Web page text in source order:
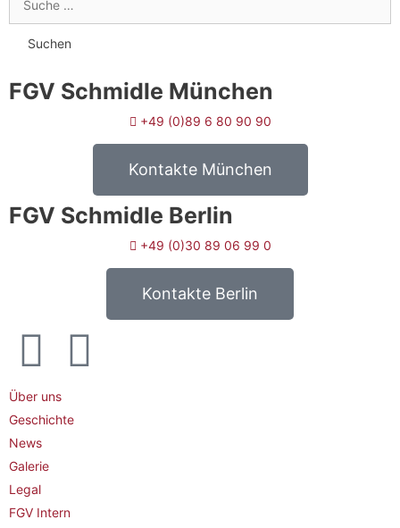
FGV Schmidle München
+49 (0)89 6 80 90 90
Kontakte München
FGV Schmidle Berlin
+49 (0)30 89 06 99 0
Kontakte Berlin
Über uns
Geschichte
News
Galerie
Legal
FGV Intern